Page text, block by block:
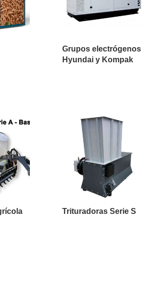
Grupos electrógenos
Hyundai y Kompak
Trituradoras Serie S